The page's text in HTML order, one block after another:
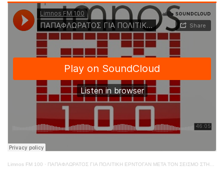
Limnos FM 100 · ΠΑΠΑΦΛΩΡΑΤΟΣ ΓΙΑ ΠΟΛΙΤΙΚΗ ΕΡΝΤΟΓΑΝ ΜΕΤΑ ΤΟΝ ΣΕΙΣΜΟ ΣΤΗΝ ΤΟΥΡΚΙΑ